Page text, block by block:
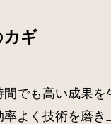
ギ
でも高い成果を
よく技術を磨き